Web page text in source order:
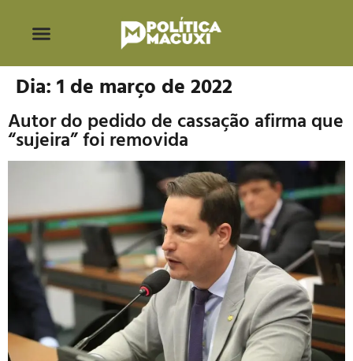
Dia: 1 de março de 2022
Autor do pedido de cassação afirma que
“sujeira” foi removida